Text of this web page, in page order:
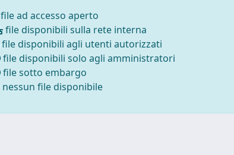
file ad accesso aperto
file disponibili sulla rete interna
file disponibili agli utenti autorizzati
file disponibili solo agli amministratori
file sotto embargo
nessun file disponibile